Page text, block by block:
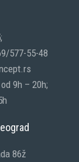
577-55-48
9h – 20h;
86ž